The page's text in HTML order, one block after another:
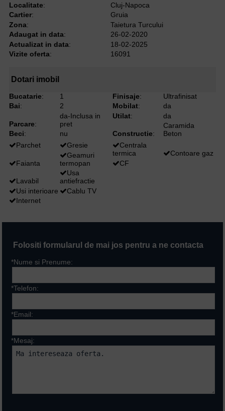
Localitate:
Cluj-Napoca
Cartier:
Gruia
Zona:
Taietura Turcului
Adaugat in data:
26-02-2020
Actualizat in data:
18-02-2025
Vizite oferta: 16091
Dotari imobil
Bucatarie:
1
Bai: 2
Parcare:
da-Inclusa in
pret
Beci: nu
Finisaje:
Ultrafinisat
Mobilat:
da
Utilat: da
Constructie:
Caramida
Beton
Parchet
Gresie
Faianta
Geamuri
termopan
Lavabil
Usa
antiefractie
Usi interioare
Cablu TV
Internet
Centrala
termica
Contoare gaz
CF
Folositi formularul de mai jos pentru a ne contacta
*Nume si Prenume:
*Telefon:
*Email:
*Mesaj: